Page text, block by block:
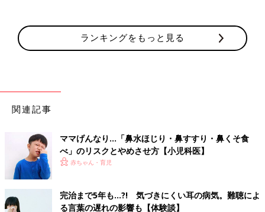
す。耳あかは2種類あり、1つは日本人に多い、粉状のカサカサと
した灰白色のもの。もう1つは白人に多い、松ヤニのようにベタ
ベタした褐色のもので、まったくタイプが異なります。どちらの
とくに心配な耳あかはありません。ただし、耳だれ（粘液状のも
の）が出たら、小児科か耳鼻科を受診しましょう。中耳炎の可能
性があります。赤ちゃんがとくに痛がる様子がなくても、耳だれ
白く濁ったような色が特徴です。
耳あか自体は耳の穴から自然と出ていきます。基本的には耳掃除
は必要ありません。とはいえ、耳の穴を見たとき、耳あかがちら
りと見えると、つい耳掃除したくなるママ・パパも多いはず。で
も、耳掃除が原因で、赤ちゃんの鼓膜が破れたり、耳の穴の皮膚
ランキングをもっと見る
関連記事
ママげんなり…「鼻水ほじり・鼻すすり・鼻くそ食
べ」のリスクとやめさせ方【小児科医】
赤ちゃん・育児
完治まで5年も…?! 気づきにくい耳の病気。難聴によ
る言葉の遅れの影響も【体験談】